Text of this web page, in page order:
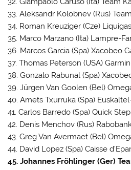
33. Aleksandr Kolobnev (Rus)
34. Roman Kreuziger (Cze)
35. Marco Marzano (Ita) Lampre-
36. Marcos Garcia (Spa) Xacobeo
37. Thomas Peterson (USA)
38. Gonzalo Rabunal (Spa)
39. Jürgen Van Goolen (Bel)
40. Amets Txurruka (Spa)
41. Carlos Barredo (Spa) Quick
42. Denis Menchov (Rus)
43. Greg Van Avermaet (Bel)
44. David Lopez (Spa) Caisse
45. Johannes Fröhlinger (Ger)